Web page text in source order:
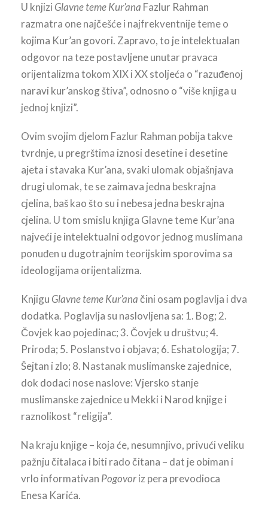
U knjizi Glavne teme Kur’ana Fazlur Rahman
razmatra one najčešće i najfrekventnije teme o
kojima Kur’an govori. Zapravo, to je intelektualan
odgovor na teze postavljene unutar pravaca
orijentalizma tokom XIX i XX stoljeća o “razuđenoj
naravi kur’anskog štiva”, odnosno o “više knjiga u
jednoj knjizi”.
Ovim svojim djelom Fazlur Rahman pobija takve
tvrdnje, u pregrštima iznosi desetine i desetine
ajeta i stavaka Kur’ana, svaki ulomak objašnjava
drugi ulomak, te se zaimava jedna beskrajna
cjelina, baš kao što su i nebesa jedna beskrajna
cjelina. U tom smislu knjiga Glavne teme Kur’ana
najveći je intelektualni odgovor jednog muslimana
ponuđen u dugotrajnim teorijskim sporovima sa
ideologijama orijentalizma.
Knjigu Glavne teme Kur’anačini osam poglavlja i dva
dodatka. Poglavlja su naslovljena sa: 1. Bog; 2.
Čovjek kao pojedinac; 3. Čovjek u društvu; 4.
Priroda; 5. Poslanstvo i objava; 6. Eshatologija; 7.
Šejtan i zlo; 8. Nastanak muslimanske zajednice,
dok dodaci nose naslove: Vjersko stanje
muslimanske zajednice u Mekki i Narod knjige i
raznolikost “religija”.
Na kraju knjige – koja će, nesumnjivo, privući veliku
pažnju čitalaca i biti rado čitana – dat je obiman i
vrlo informativan Pogovoriz pera prevodioca
Enesa Karića.